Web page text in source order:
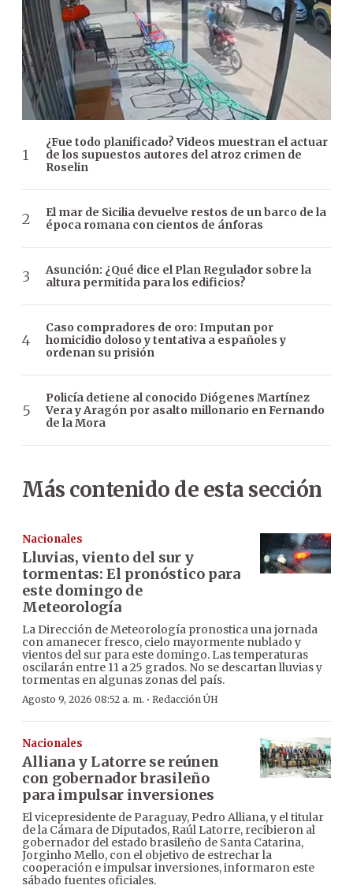
¿Fue todo planificado? Videos muestran el actuar
de los supuestos autores del atroz crimen de
Roselin
El mar de Sicilia devuelve restos de un barco de la
época romana con cientos de ánforas
Asunción: ¿Qué dice el Plan Regulador sobre la
altura permitida para los edificios?
Caso compradores de oro: Imputan por
homicidio doloso y tentativa a españoles y
ordenan su prisión
Policía detiene al conocido Diógenes Martínez
Vera y Aragón por asalto millonario en Fernando
de la Mora
Más contenido de esta sección
Nacionales
Lluvias, viento del sur y
tormentas: El pronóstico para
este domingo de
Meteorología
La Dirección de Meteorología pronostica una jornada
con amanecer fresco, cielo mayormente nublado y
vientos del sur para este domingo. Las temperaturas
oscilarán entre 11 a 25 grados. No se descartan lluvias y
tormentas en algunas zonas del país.
Agosto 9, 2026 08:52 a. m. · Redacción ÚH
Nacionales
Alliana y Latorre se reúnen
con gobernador brasileño
para impulsar inversiones
El vicepresidente de Paraguay, Pedro Alliana, y el titular
de la Cámara de Diputados, Raúl Latorre, recibieron al
gobernador del estado brasileño de Santa Catarina,
Jorginho Mello, con el objetivo de estrechar la
cooperación e impulsar inversiones, informaron este
sábado fuentes oficiales.